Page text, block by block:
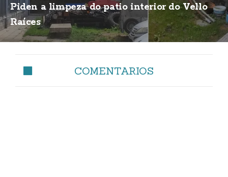
Piden a limpeza do patio interior do Vello
Raíces
COMENTARIOS